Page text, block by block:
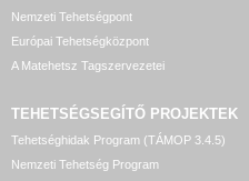
Nemzeti Tehetségpont
Európai Tehetségközpont
A Matehetsz Tagszervezetei
TEHETSÉGSEGÍTŐ PROJEKTEK
Tehetséghidak Program (TÁMOP 3.4.5)
Nemzeti Tehetség Program